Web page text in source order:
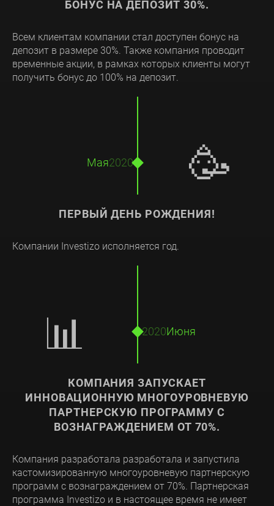
БОНУС НА ДЕПОЗИТ 30%.
Всем клиентам компании стал доступен бонус на
депозит в размере 30%. Также компания проводит
временные акции, в рамках которых клиенты могут
получить бонус до 100% на депозит.
ПЕРВЫЙ ДЕНЬ РОЖДЕНИЯ!
Компании Investizo исполняется год.
Мая2020 🥳
КОМПАНИЯ ЗАПУСКАЕТ
ИННОВАЦИОННУЮ МНОГОУРОВНЕВУЮ
ПАРТНЕРСКУЮ ПРОГРАММУ С
ВОЗНАГРАЖДЕНИЕМ ОТ 70%.
Компания разработала разработала и запустила
кастомизированную многоуровневую партнерскую
программ с вознаграждением от 70%. Партнерская
программа Investizo и в настоящее время не имеет
Июня
2020
📊